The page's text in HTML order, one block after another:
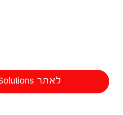
לאתר Bastian Solutions